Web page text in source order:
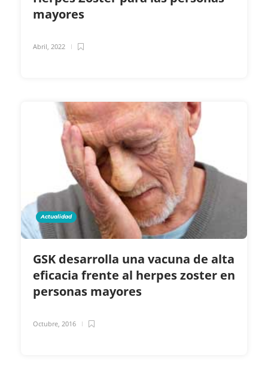
mayores
Abril, 2022
Actualidad
GSK desarrolla una vacuna de alta
eficacia frente al herpes zoster en
personas mayores
Octubre, 2016